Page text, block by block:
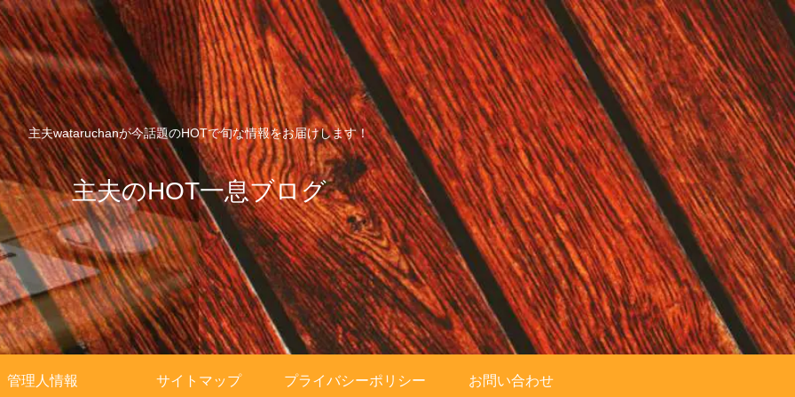
主夫wataruchanが今話題のHOTで旬な情報をお届けします！
主夫のHOT一息ブログ
管理人情報 サイトマップ プライバシーポリシー お問い合わせ